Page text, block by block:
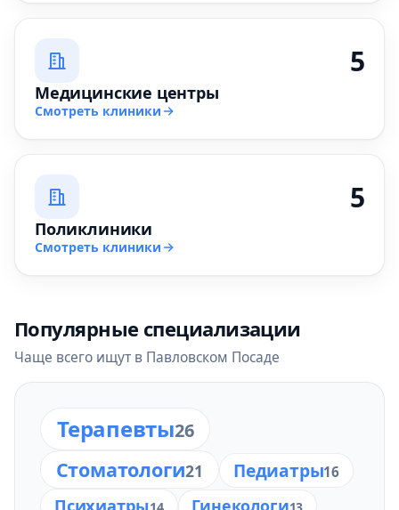
5
Медицинские центры
Смотреть клиники
5
Поликлиники
Смотреть клиники
Популярные специализации
Чаще всего ищут в Павловском Посаде
Терапевты26
Стоматологи21 Педиатры16
Психиатры Гинекологи